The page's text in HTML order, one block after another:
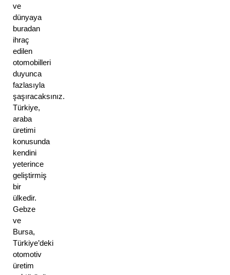
ve
dünyaya
buradan
ihraç
edilen
otomobilleri
duyunca
fazlasıyla
şaşıracaksınız.
Türkiye,
araba
üretimi
konusunda
kendini
yeterince
geliştirmiş
bir
ülkedir.
Gebze
ve
Bursa,
Türkiye’deki
otomotiv
üretim